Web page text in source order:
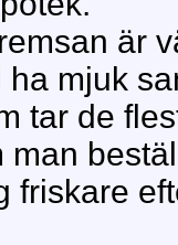
är
ha mjuk
tar de
man
friskare